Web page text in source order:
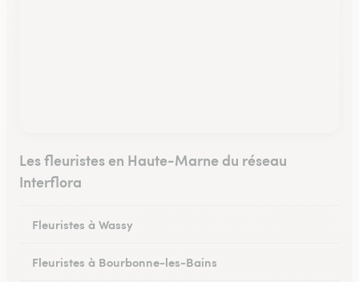
Les fleuristes en Haute-Marne du réseau
Interflora
Fleuristes à Wassy
Fleuristes à Bourbonne-les-Bains